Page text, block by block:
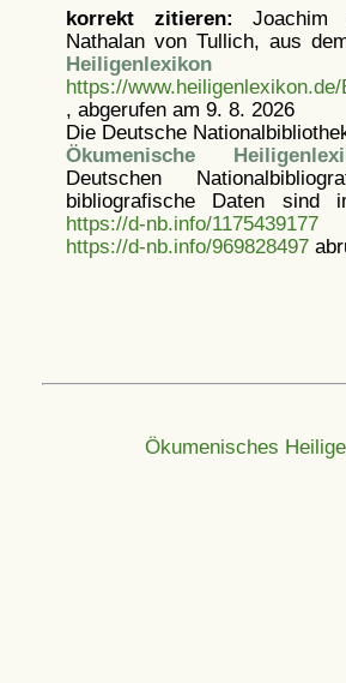
korrekt zitieren: Joachim
Nathalan von Tullich, aus
Heiligenlexikon
https://
, abgerufen am 9. 8. 2026
Die Deutsche
Ökumenische
Deutschen
bibliografische Daten sind
https://d-nb.info/1175439177
https://d-nb.info/969828497
Ökumenisches